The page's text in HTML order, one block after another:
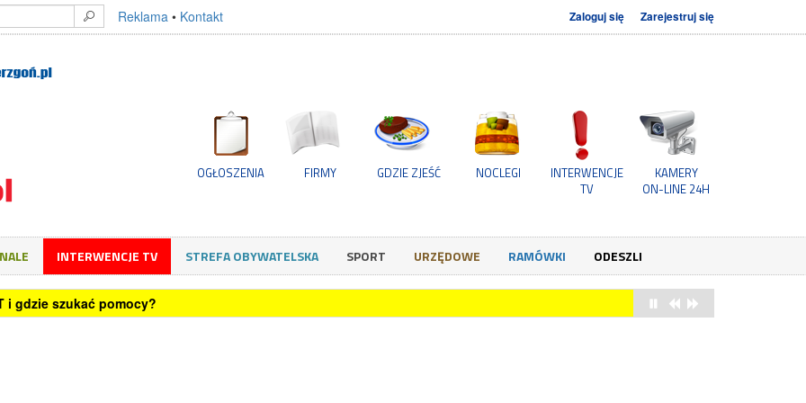
Reklama • Kontakt Zaloguj się Zarejestruj się
OGŁOSZENIA FIRMY GDZIE ZJEŚĆ NOCLEGI
INTERWENCJE
TV
KAMERY
ON-LINE 24H
INTERWENCJE TV STREFA OBYWATELSKA SPORT URZĘDOWE RAMÓWKI ODESZLI
i gdzie szukać pomocy?